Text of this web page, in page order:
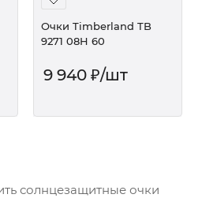
Очки Timberland TB
9271 08H 60
9 940₽/шт
солнцезащитные очки